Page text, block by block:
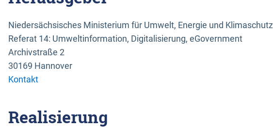
Niedersächsisches Ministerium für Umwelt, Energie und Klimaschutz
Referat 14: Umweltinformation, Digitalisierung, eGovernment
Archivstraße 2
30169 Hannover
Kontakt
Realisierung